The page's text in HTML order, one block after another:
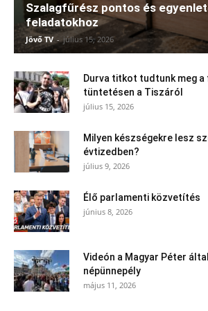
Szalagfűrész pontos és
feladatokhoz
Jövő TV - július 15, 2026
Durva titkot tudtunk meg a
tüntetésen a Tiszáról
július 15, 2026
Milyen készségekre lesz
évtizedben?
július 9, 2026
Élő parlamenti közvetítés
június 8, 2026
Videón a Magyar Péter
népünnepély
május 11, 2026